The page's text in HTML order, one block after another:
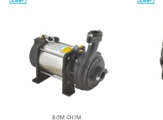
BƠM CHÌM